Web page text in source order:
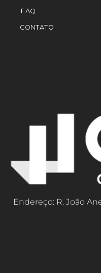
FAQ
CONTATO
Endereço: R. João